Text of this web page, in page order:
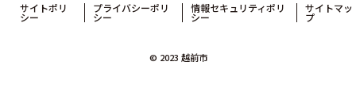
サイトポリ
シー
プライバシーポリ
シー
情報セキュリティポリ
シー
サイトマッ
プ
© 2023 越前市